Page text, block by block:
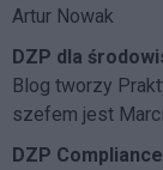
Artur Nowak
DZP dla
Blog tworzy
szefem jest
DZP